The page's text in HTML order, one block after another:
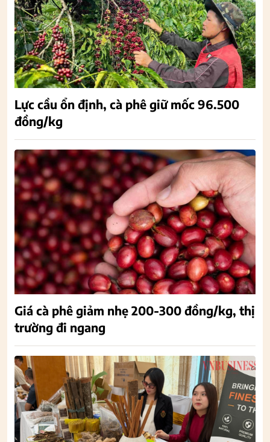
Lực cầu ổn định, cà phê giữ mốc 96.500
đồng/kg
Giá cà phê giảm nhẹ 200-300 đồng/kg, thị
trường đi ngang